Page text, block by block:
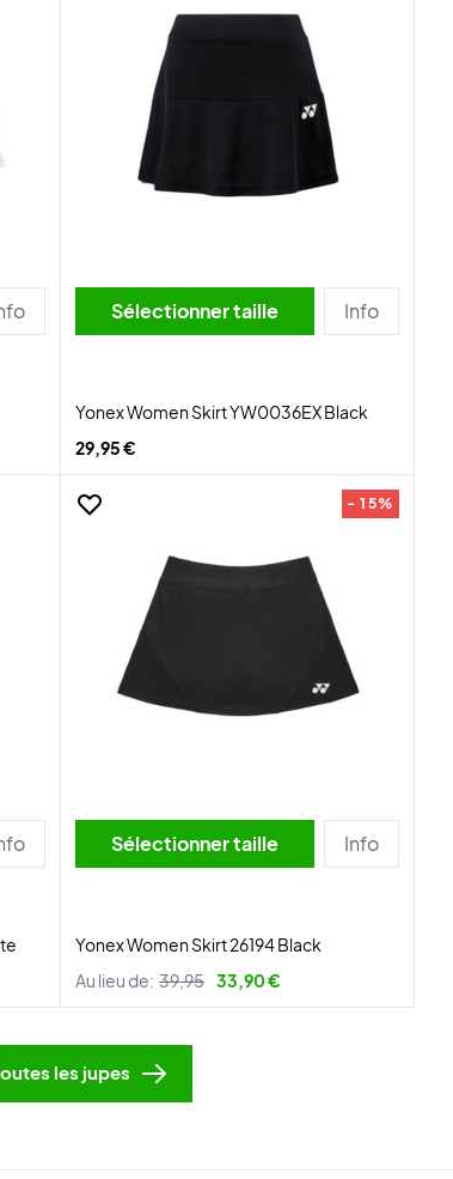
Sélectionner taille Info
Yonex Women Skirt YW0036EX Black
29,95 €
- 15%
Sélectionner taille Info
Yonex Women Skirt 26194 Black
Au lieu de: 39,95 33,90 €
les jupes